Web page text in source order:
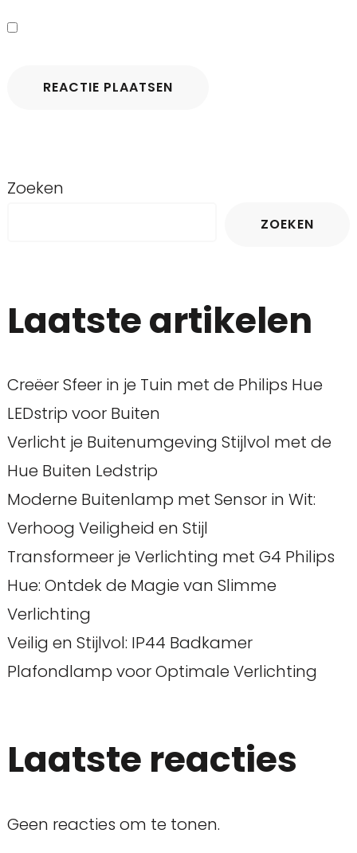
Zoeken
ZOEKEN
Laatste artikelen
Creëer Sfeer in je Tuin met de Philips Hue
LEDstrip voor Buiten
Verlicht je Buitenumgeving Stijlvol met de
Hue Buiten Ledstrip
Moderne Buitenlamp met Sensor in Wit:
Verhoog Veiligheid en Stijl
Transformeer je Verlichting met G4 Philips
Hue: Ontdek de Magie van Slimme
Verlichting
Veilig en Stijlvol: IP44 Badkamer
Plafondlamp voor Optimale Verlichting
Laatste reacties
Geen reacties om te tonen.